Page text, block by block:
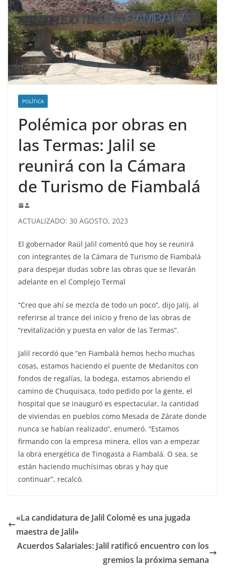
POLÍTICA
Polémica por obras en
las Termas: Jalil se
reunirá con la Cámara
de Turismo de Fiambalá
ACTUALIZADO: 30 AGOSTO, 2023
El gobernador Raúl Jalil comentó que hoy se reunirá
con integrantes de la Cámara de Turismo de Fiambalá
para despejar dudas sobre las obras que se llevarán
adelante en el Complejo Termal
“Creo que ahí se mezcla de todo un poco”, dijo Jalij, al
referirse al trance del inicio y freno de las obras de
“revitalización y puesta en valor de las Termas”.
Jalil recordó que “en Fiambalá hemos hecho muchas
cosas, estamos haciendo el puente de Medanitos con
fondos de regalías, la bodega, estamos abriendo el
camino de Chuquisaca, todo pedido por la gente, el
hospital que se inauguró es espectacular, la cantidad
de viviendas en pueblos como Mesada de Zárate donde
nunca se habían realizado”, enumeró. “Estamos
firmando con la empresa minera, ellos van a empezar
la obra energética de Tinogasta a Fiambalá. O sea, se
están haciendo muchísimas obras y hay que
continuar”, recalcó.
«La candidatura de Jalil Colomé es una jugada
maestra de Jalil»
Acuerdos Salariales: Jalil ratificó encuentro con los
gremios la próxima semana